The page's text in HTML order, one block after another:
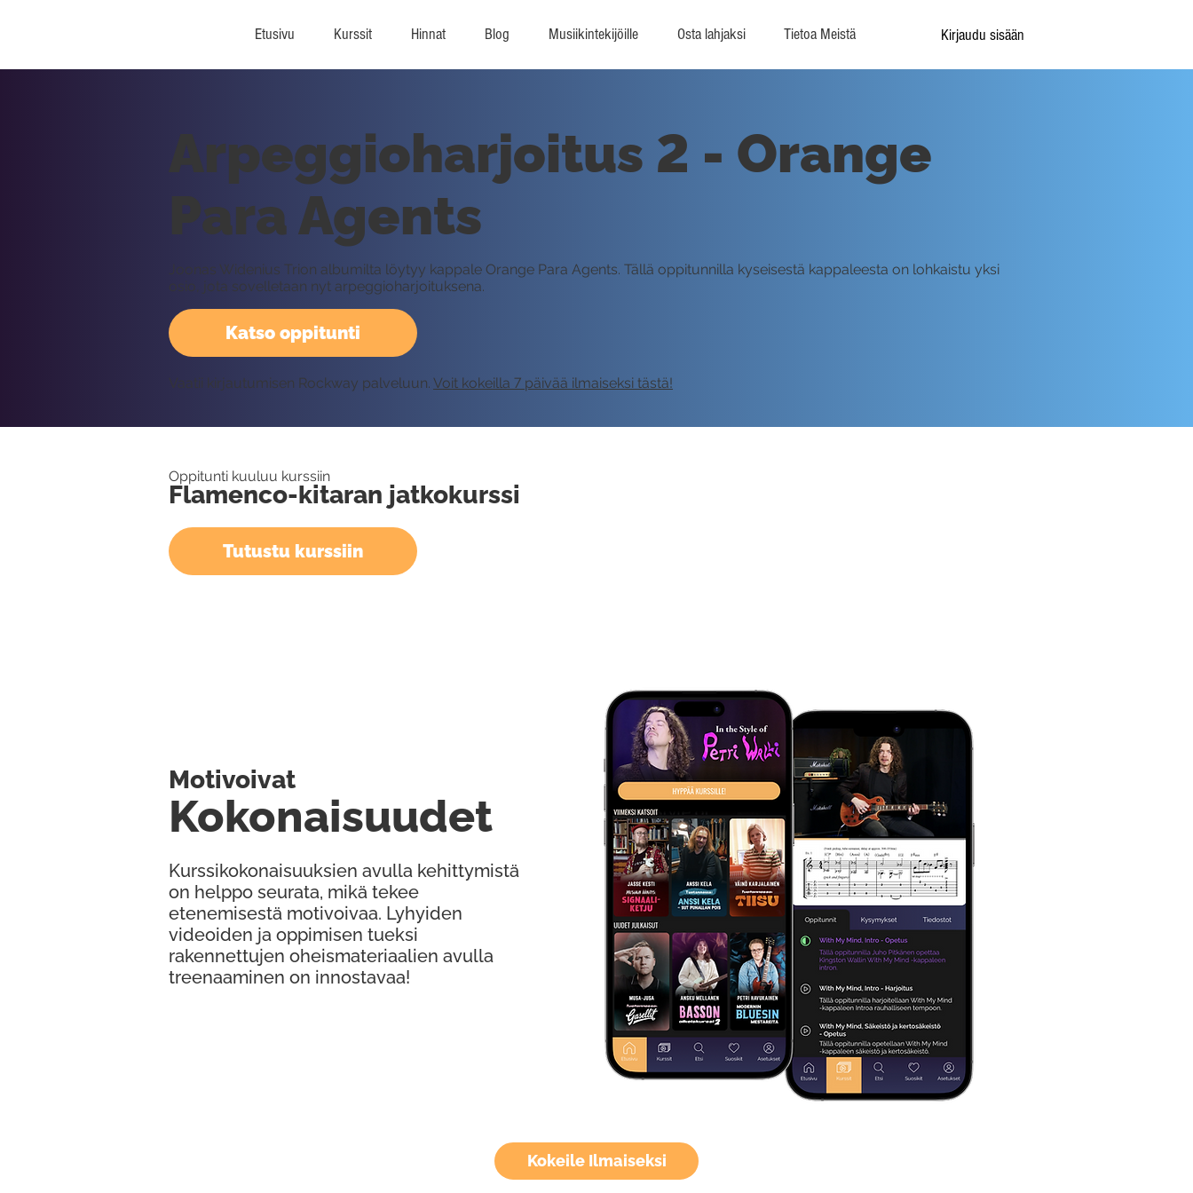
Etusivu Kurssit Hinnat Blog Musiikintekijöille Osta lahjaksi Tietoa Meistä Kirjaudu sisään
Kokeile Ilmaiseksi
Katso oppitunti
Arpeggioharjoitus 2 - Orange
Para Agents
Joonas Widenius Trion albumilta löytyy kappale Orange Para Agents. Tällä oppitunnilla kyseisestä kappaleesta on lohkaistu yksi
osio, jota sovelletaan nyt arpeggioharjoituksena.
Vaatii kirjautumisen Rockway palveluun. Voit kokeilla 7 päivää ilmaiseksi tästä!
Oppitunti kuuluu kurssiin
Flamenco-kitaran jatkokurssi
Tutustu kurssiin
Kurssikokonaisuuksien avulla kehittymistä
on helppo seurata, mikä tekee
etenemisestä motivoivaa. Lyhyiden
videoiden ja oppimisen tueksi
rakennettujen oheismateriaalien avulla
treenaaminen on innostavaa!
Kokonaisuudet
Motivoivat